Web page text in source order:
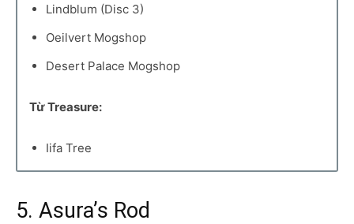
Lindblum (Disc 3)
Oeilvert Mogshop
Desert Palace Mogshop
Từ Treasure:
Iifa Tree
5. Asura’s Rod